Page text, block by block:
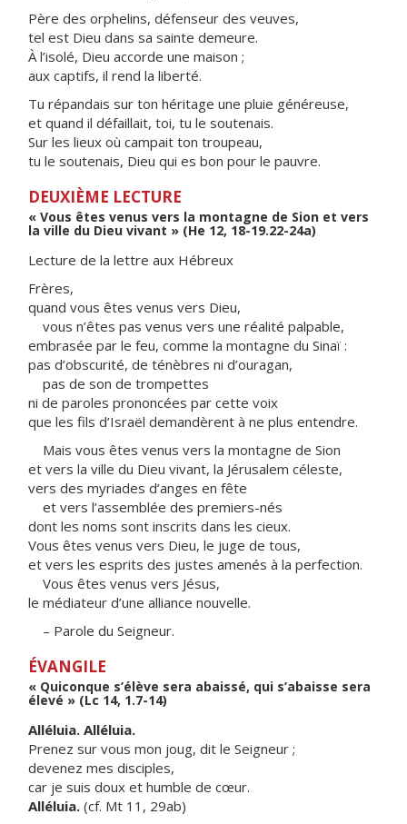
Père des orphelins, défenseur des veuves,
tel est Dieu dans sa sainte demeure.
À l’isolé, Dieu accorde une maison ;
aux captifs, il rend la liberté.
Tu répandais sur ton héritage une pluie généreuse,
et quand il défaillait, toi, tu le soutenais.
Sur les lieux où campait ton troupeau,
tu le soutenais, Dieu qui es bon pour le pauvre.
DEUXIÈME LECTURE
« Vous êtes venus vers la montagne de Sion et vers
la ville du Dieu vivant » (He 12, 18-19.22-24a)
Lecture de la lettre aux Hébreux
Frères,
quand vous êtes venus vers Dieu,
vous n’êtes pas venus vers une réalité palpable,
embrasée par le feu, comme la montagne du Sinaï :
pas d’obscurité, de ténèbres ni d’ouragan,
pas de son de trompettes
ni de paroles prononcées par cette voix
que les fils d’Israël demandèrent à ne plus entendre.
Mais vous êtes venus vers la montagne de Sion
et vers la ville du Dieu vivant, la Jérusalem céleste,
vers des myriades d’anges en fête
et vers l’assemblée des premiers-nés
dont les noms sont inscrits dans les cieux.
Vous êtes venus vers Dieu, le juge de tous,
et vers les esprits des justes amenés à la perfection.
Vous êtes venus vers Jésus,
le médiateur d’une alliance nouvelle.
– Parole du Seigneur.
ÉVANGILE
« Quiconque s’élève sera abaissé, qui s’abaisse sera
élevé » (Lc 14, 1.7-14)
Alléluia. Alléluia.
Prenez sur vous mon joug, dit le Seigneur ;
devenez mes disciples,
car je suis doux et humble de cœur.
Alléluia. (cf. Mt 11, 29ab)